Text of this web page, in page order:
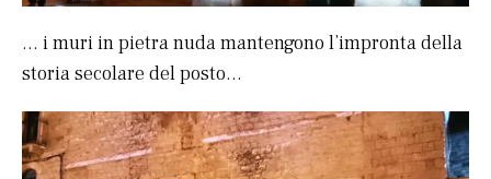
… i muri in pietra nuda mantengono l’impronta della
storia secolare del posto…